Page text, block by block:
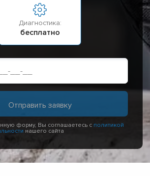
Диагностика:
бесплатно
форму, Вы соглашаетесь с политикой
нашего сайта